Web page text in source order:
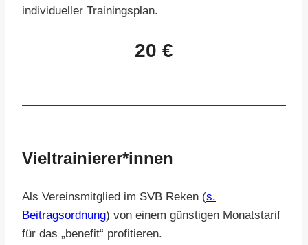
individueller Trainingsplan.
20 €
Vieltrainierer*innen
Als Vereinsmitglied im SVB Reken (s.
Beitragsordnung) von einem günstigen Monatstarif
für das „benefit“ profitieren.